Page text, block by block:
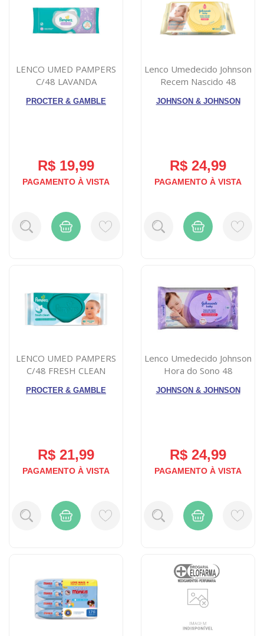
LENCO UMED PAMPERS
C/48 LAVANDA
PROCTER & GAMBLE
R$ 19,99
PAGAMENTO À VISTA
Lenco Umedecido Johnson
Recem Nascido 48
JOHNSON & JOHNSON
R$ 24,99
PAGAMENTO À VISTA
LENCO UMED PAMPERS
C/48 FRESH CLEAN
PROCTER & GAMBLE
R$ 21,99
PAGAMENTO À VISTA
Lenco Umedecido Johnson
Hora do Sono 48
JOHNSON & JOHNSON
R$ 24,99
PAGAMENTO À VISTA